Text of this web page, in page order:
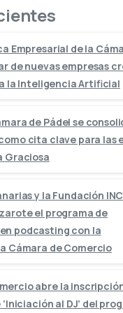
Empresarial de la
de nuevas empresas
la Inteligencia Artificial
de Pádel se
cita clave para las
Graciosa
y la Fundación
el programa de
podcasting con la
Cámara de Comercio
abre la
al DJ’ del